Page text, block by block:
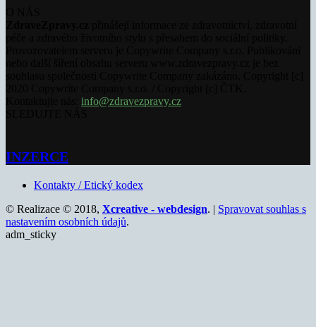
info@zdravezpravy.cz
INZERCE
Kontakty / Etický kodex
© Realizace © 2018, Xcreative - webdesign. | Spravovat souhlas s
nastavením osobních údajů.
adm_sticky